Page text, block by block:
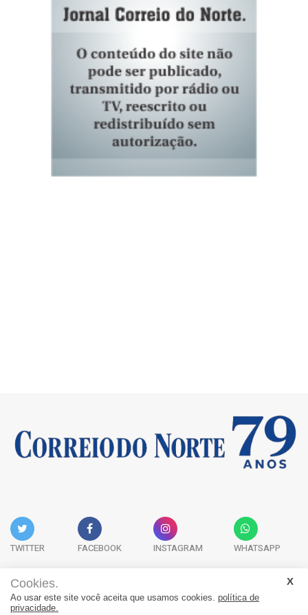
TWITTER FACEBOOK INSTAGRAM WHATSAPP
Acervo Digital Fale Conosco Quem Somos
Cookies.
Ao usar este site você aceita que usamos cookies. política de
privacidade.